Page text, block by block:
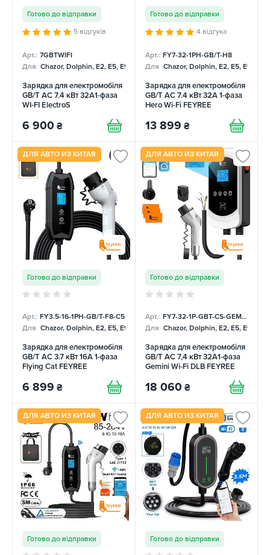
Готово до відправки
5 відгуків
Арт.: 7GBTWIFI
Для Chazor, Dolphin, E2, E5, E9, Mercedes
Зарядка для електромобіля
GB/T AC 7.4 кВт 32A1-фаза
WI-FI ElectroS
6 900 ₴
Готово до відправки
4 відгука
Арт.: FY7-32-1PH-GB/T-H8
Для Chazor, Dolphin, E2, E5, E9,
Зарядка для електромобіля
GB/T AC 7.4 кВт 32А 1-фаза
Hero Wi-Fi FEYREE
13 899 ₴
ДЛЯ АВТО ИЗ КИТАЯ
Готово до відправки
Арт.: FY3.5-16-1PH-GB/T-F8-C5
Для Chazor, Dolphin, E2, E5, E9, Mercedes
Зарядка для електромобіля
GB/T AC 3.7 кВт 16А 1-фаза
Flying Cat FEYREE
6 899 ₴
ДЛЯ АВТО ИЗ КИТАЯ
Готово до відправки
Арт.: FY7-32-1P-GBT-CS-GEM-DLB
Для Chazor, Dolphin, E2, E5, E9,
Зарядка для електромобіля
GB/T AC 7,4 кВт 32A1-фаза
Gemini Wi-Fi DLB FEYREE
18 060 ₴
ДЛЯ АВТО ИЗ КИТАЯ
Готово до відправки
ДЛЯ АВТО ИЗ КИТАЯ
Готово до відправки